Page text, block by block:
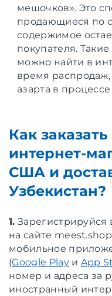
мешочков». Это
продающиеся по
содержимое
покупателя.
можно найти в
время распродаж,
азарта в
Как
интернет-
США и
Узбекистан?
1. Зарегистрируйся
на сайте
мобильное
(Google Playи App
номер и адреса за
иностранный